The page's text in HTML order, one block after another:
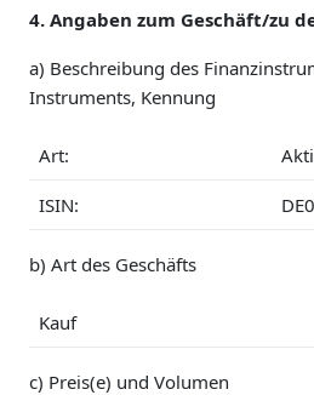
4. Angaben zum Geschäft/zu
a) Beschreibung des
Instruments, Kennung
Art:
ISIN:
b) Art des Geschäfts
Kauf
c) Preis(e) und Volumen